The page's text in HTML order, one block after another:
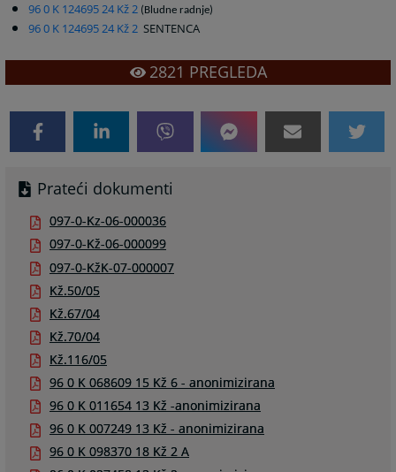
96 0 K 124695 24 Kž 2(Bludne radnje)
96 0 K 124695 24 Kž 2SENTENCA
2821 PREGLEDA
Prateći dokumenti
097-0-Kz-06-000036
097-0-Kž-06-000099
097-0-KžK-07-000007
Kž.50/05
Kž.67/04
Kž.70/04
Kž.116/05
96 0 K 068609 15 Kž 6 - anonimizirana
96 0 K 011654 13 Kž -anonimizirana
96 0 K 007249 13 Kž - anonimizirana
96 0 K 098370 18 Kž 2 A